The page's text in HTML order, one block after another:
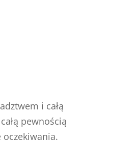
i całą
pewnością
oczekiwania.